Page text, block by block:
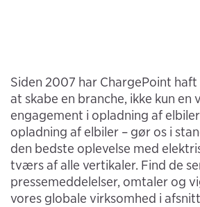
Siden 2007 har ChargePoint
at skabe en branche, ikke kun en
engagement i opladning af
opladning af elbiler – gør os i
den bedste oplevelse med
tværs af alle vertikaler. Find de
pressemeddelelser, omtaler og
vores globale virksomhed i